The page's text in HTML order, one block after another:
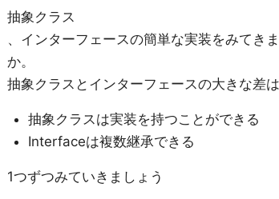
抽象クラス
、インターフェースの簡単な実装をみてき
か。
抽象クラスとインターフェースの大きな差は
抽象クラスは実装を持つことができる
Interfaceは複数継承できる
1つずつみていきましょう